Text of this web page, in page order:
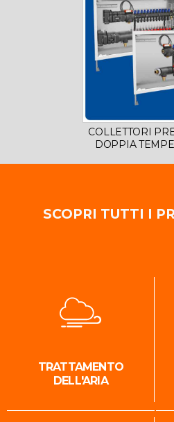
COLLETTORI
DOPPIA
SCOPRI TUTTI I
TRATTAMENTO
DELL'ARIA